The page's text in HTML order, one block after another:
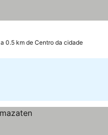
a 0.5 km de Centro da cidade